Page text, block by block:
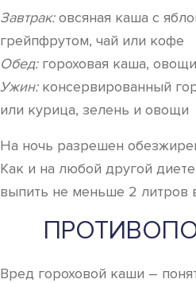
Завтрак:овсяная каша с
грейпфрутом, чай или кофе
Обед:гороховая каша,
Ужин:консервированный
или курица, зелень и овощи
На ночь разрешен
Как и на любой другой
выпить не меньше 2 литров
Вред гороховой каши –